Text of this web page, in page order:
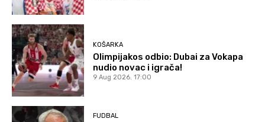
KOŠARKA
Olimpijakos odbio: Dubai za Vokapa
nudio novac i igrača!
9 Aug 2026. 17:00
FUDBAL